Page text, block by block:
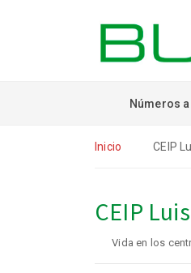
Números
Inicio CEIP
CEIP
Vida en los